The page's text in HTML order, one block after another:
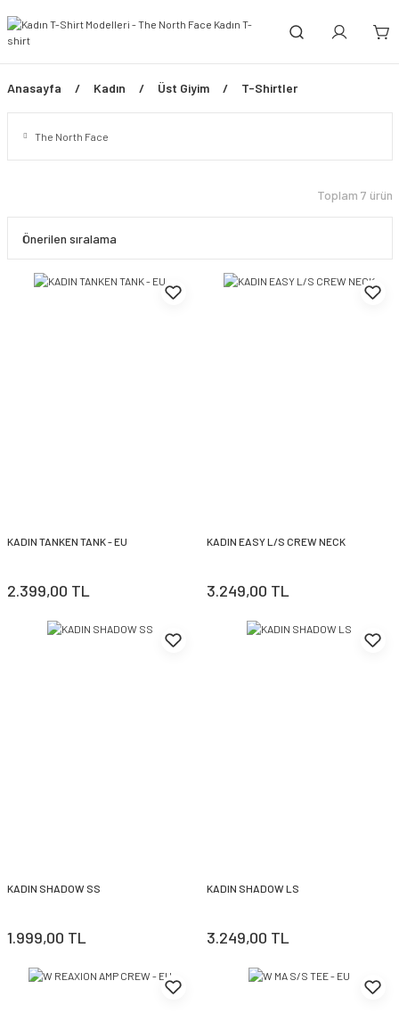
Anasayfa Kadın Üst Giyim T-Shirtler
The North Face
Toplam 7 ürün
KADIN TANKEN TANK - EU
2.399,00 TL
KADIN EASY L/S CREW NECK
3.249,00 TL
KADIN SHADOW SS
1.999,00 TL
KADIN SHADOW LS
3.249,00 TL